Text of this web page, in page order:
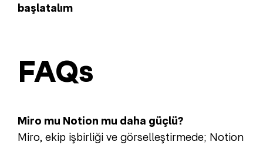
başlatalım
FAQs
Miro mu Notion mu daha güçlü?
Miro, ekip işbirliği ve görselleştirmede; Notion